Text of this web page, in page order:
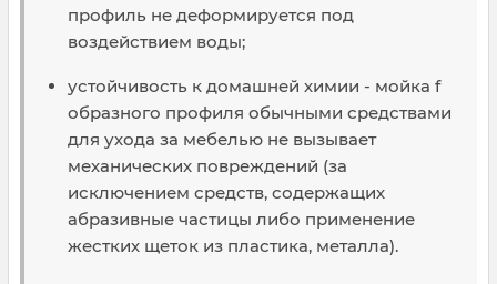
профиль не деформируется под
воздействием воды;
устойчивость к домашней химии - мойка f
образного профиля обычными средствами
для ухода за мебелью не вызывает
механических повреждений (за
исключением средств, содержащих
абразивные частицы либо применение
жестких щеток из пластика, металла).